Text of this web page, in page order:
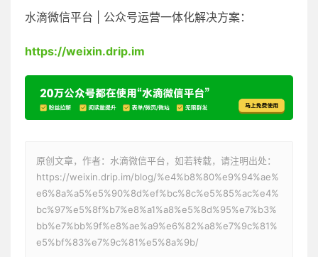
水滴微信平台 | 公众号运营一体化解决方案：
https://weixin.drip.im
原创文章，作者：水滴微信平台，如若转载，请注明出处：
https://weixin.drip.im/blog/%e4%b8%80%e9%94%ae%
e6%8a%a5%e5%90%8d%ef%bc%8c%e5%85%ac%e4%
bc%97%e5%8f%b7%e8%a1%a8%e5%8d%95%e7%b3%
bb%e7%bb%9f%e8%ae%a9%e6%82%a8%e7%9c%81%
e5%bf%83%e7%9c%81%e5%8a%9b/